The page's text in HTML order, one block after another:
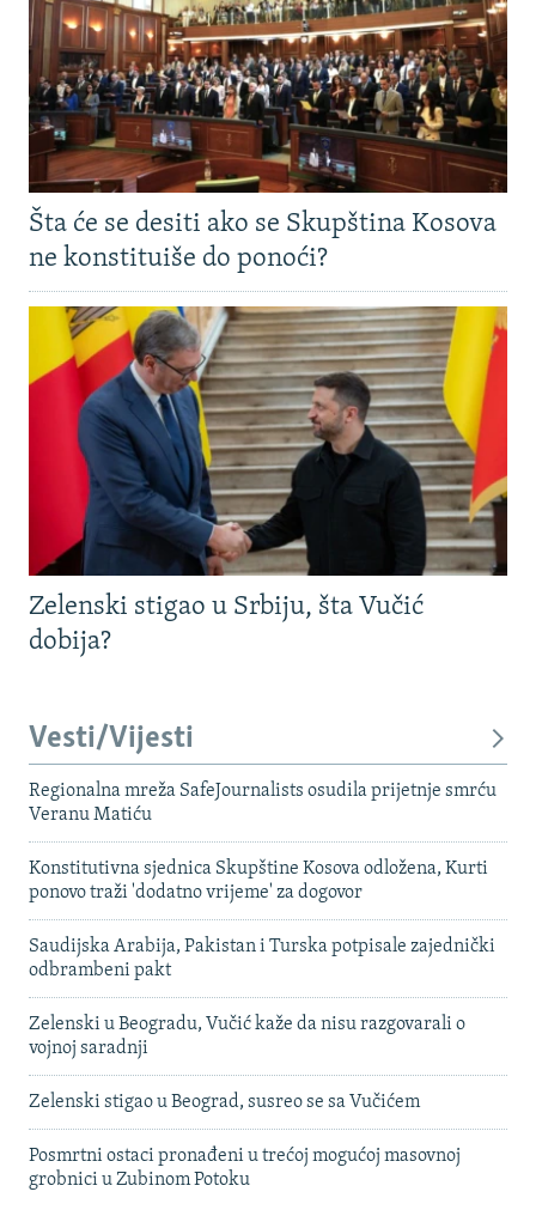
SVE KARTE DEJTONA
NASTANAK I RASPAD JUGOSLAVIJE
Šta će se desiti ako se Skupština Kosova
ne konstituiše do ponoći?
Zelenski stigao u Srbiju, šta Vučić
dobija?
Vesti/Vijesti
Regionalna mreža SafeJournalists osudila prijetnje smrću
Veranu Matiću
Konstitutivna sjednica Skupštine Kosova odložena, Kurti
ponovo traži 'dodatno vrijeme' za dogovor
Saudijska Arabija, Pakistan i Turska potpisale zajednički
odbrambeni pakt
Zelenski u Beogradu, Vučić kaže da nisu razgovarali o
vojnoj saradnji
Zelenski stigao u Beograd, susreo se sa Vučićem
Posmrtni ostaci pronađeni u trećoj mogućoj masovnoj
grobnici u Zubinom Potoku